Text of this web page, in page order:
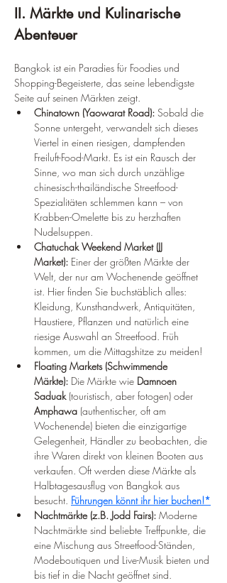
II. Märkte und Kulinarische
Abenteuer
Bangkok ist ein Paradies für Foodies und
Shopping-Begeisterte, das seine lebendigste
Seite auf seinen Märkten zeigt.
Chinatown (Yaowarat Road): Sobald die
Sonne untergeht, verwandelt sich dieses
Viertel in einen riesigen, dampfenden
Freiluft-Food-Markt. Es ist ein Rausch der
Sinne, wo man sich durch unzählige
chinesisch-thailändische Streetfood-
Spezialitäten schlemmen kann – von
Krabben-Omelette bis zu herzhaften
Nudelsuppen.
Chatuchak Weekend Market (JJ
Market): Einer der größten Märkte der
Welt, der nur am Wochenende geöffnet
ist. Hier finden Sie buchstäblich alles:
Kleidung, Kunsthandwerk, Antiquitäten,
Haustiere, Pflanzen und natürlich eine
riesige Auswahl an Streetfood. Früh
kommen, um die Mittagshitze zu meiden!
Floating Markets (Schwimmende
Märkte): Die Märkte wie Damnoen
Saduak (touristisch, aber fotogen) oder
Amphawa (authentischer, oft am
Wochenende) bieten die einzigartige
Gelegenheit, Händler zu beobachten, die
ihre Waren direkt von kleinen Booten aus
verkaufen. Oft werden diese Märkte als
Halbtagesausflug von Bangkok aus
besucht. Führungen könnt ihr hier buchen!*
Nachtmärkte (z.B. Jodd Fairs): Moderne
Nachtmärkte sind beliebte Treffpunkte, die
eine Mischung aus Streetfood-Ständen,
Modeboutiquen und Live-Musik bieten und
bis tief in die Nacht geöffnet sind.